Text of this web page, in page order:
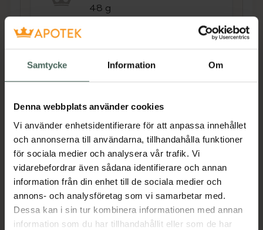
Samtycke Information Om
Denna webbplats använder cookies
Vi använder enhetsidentifierare för att anpassa innehållet
och annonserna till användarna, tillhandahålla funktioner
för sociala medier och analysera vår trafik. Vi
vidarebefordrar även sådana identifierare och annan
information från din enhet till de sociala medier och
annons- och analysföretag som vi samarbetar med.
Dessa kan i sin tur kombinera informationen med annan
information som du har tillhandahållit eller som de har
48 g
329 kr
Köp båda för:578 kr
Beskrivning Dölj
En lätt ögonkräm med peptidkomplex och
koffein som reducerar ålderstecknen kring
ögonområdet. Minskar synligheten av fina
linjer och rynkor, och bidrar till ett strålande